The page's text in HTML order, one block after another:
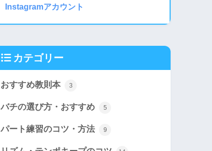
Instagramアカウント
カテゴリー
おすすめ教則本 3
バチの選び方・おすすめ 5
パート練習のコツ・方法 9